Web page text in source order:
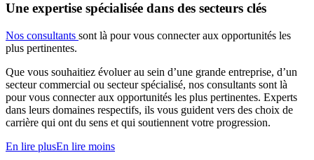
Une expertise spécialisée dans des secteurs clés
Nos consultants sont là pour vous connecter aux opportunités les
plus pertinentes.
Que vous souhaitiez évoluer au sein d’une grande entreprise, d’un
secteur commercial ou secteur spécialisé, nos consultants sont là
pour vous connecter aux opportunités les plus pertinentes. Experts
dans leurs domaines respectifs, ils vous guident vers des choix de
carrière qui ont du sens et qui soutiennent votre progression.
En lire plusEn lire moins